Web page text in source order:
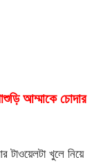
আম্মাকে চোদার
খুলে নিয়ে